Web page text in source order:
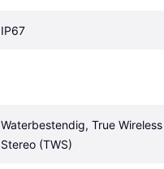
IP67
Waterbestendig, True Wireless
Stereo (TWS)